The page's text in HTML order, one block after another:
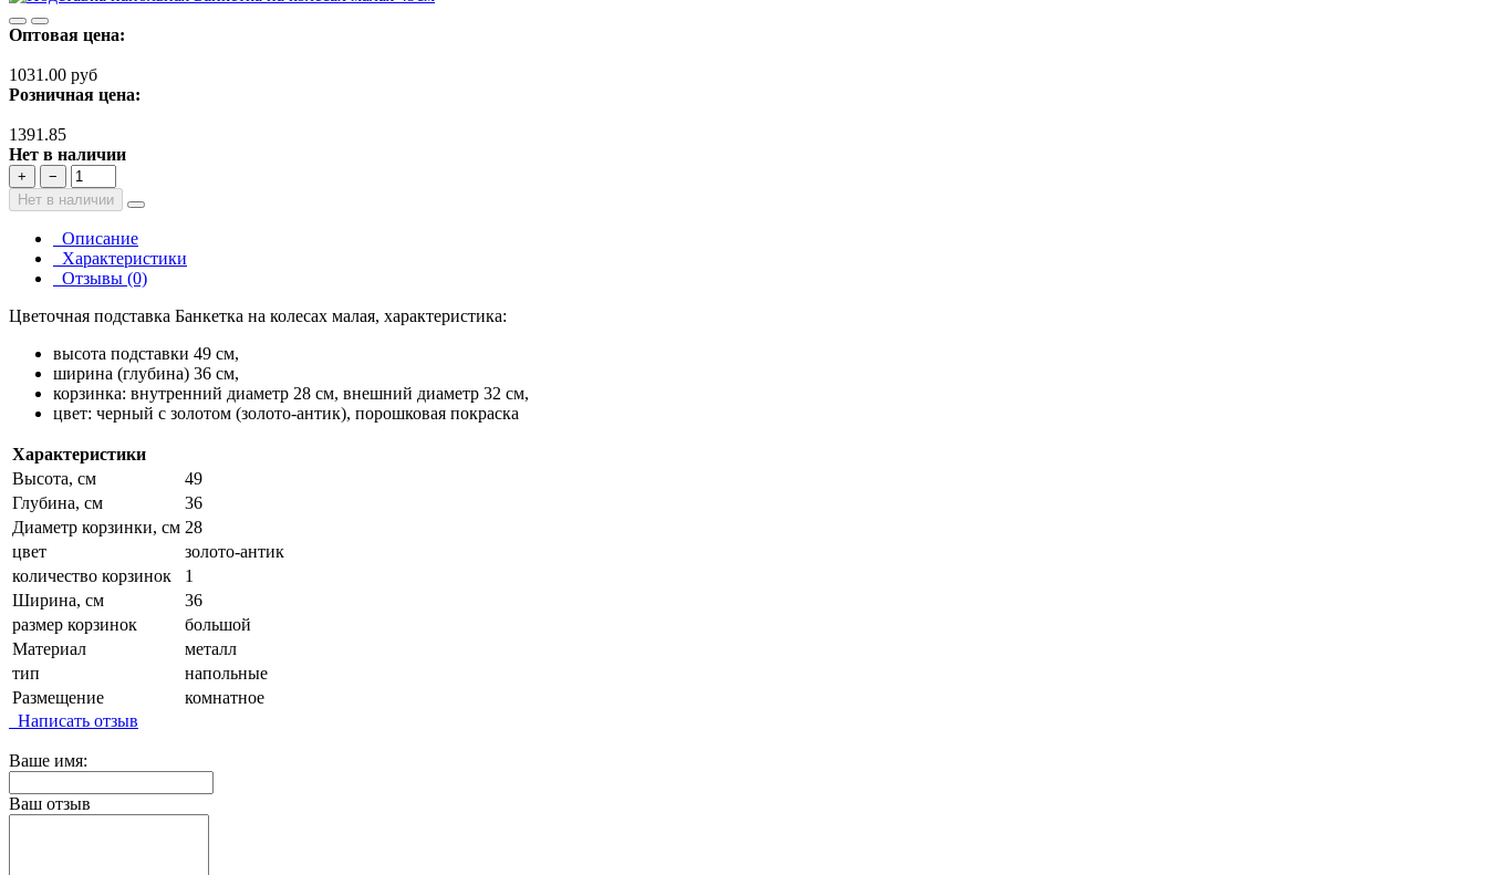
Оптовая цена:
1031.00 руб
Розничная цена:
1391.85
Нет в наличии
+
−
Нет в наличии
Описание
Характеристики
Отзывы (0)
Цветочная подставка Банкетка на колесах малая, характеристика:
высота подставки 49 см,
ширина (глубина) 36 см,
корзинка: внутренний диаметр 28 см, внешний диаметр 32 см,
цвет: черный с золотом (золото-антик), порошковая покраска
Характеристики
Высота, см
49
Глубина, см
36
Диаметр корзинки, см 28
цвет
золото-антик
количество корзинок
1
Ширина, см
36
размер корзинок
большой
Материал
металл
тип
напольные
Размещение
комнатное
Написать отзыв
Ваше имя:
Ваш отзыв